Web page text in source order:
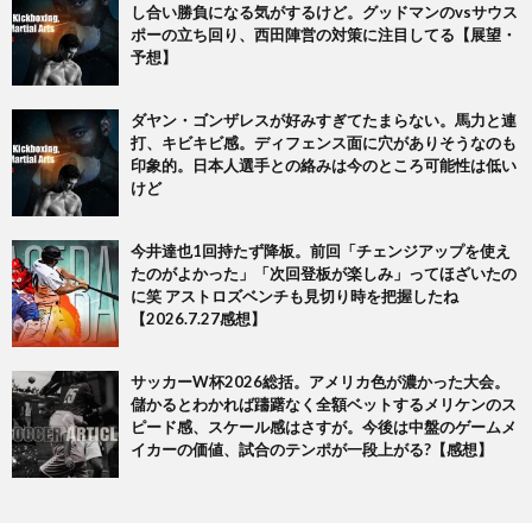
し合い勝負になる気がするけど。グッドマンのvsサウス
ポーの立ち回り、西田陣営の対策に注目してる【展望・
予想】
ダヤン・ゴンザレスが好みすぎてたまらない。馬力と連
打、キビキビ感。ディフェンス面に穴がありそうなのも
印象的。日本人選手との絡みは今のところ可能性は低い
けど
今井達也1回持たず降板。前回「チェンジアップを使え
たのがよかった」「次回登板が楽しみ」ってほざいたの
に笑 アストロズベンチも見切り時を把握したね
【2026.7.27感想】
サッカーW杯2026総括。アメリカ色が濃かった大会。
儲かるとわかれば躊躇なく全額ベットするメリケンのス
ピード感、スケール感はさすが。今後は中盤のゲームメ
イカーの価値、試合のテンポが一段上がる?【感想】